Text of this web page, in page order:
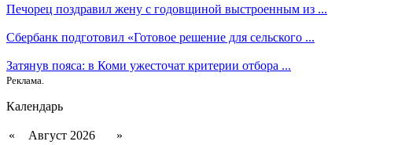
Печорец поздравил жену с годовщиной выстроенным из ...
Сбербанк подготовил «Готовое решение для сельского ...
Затянув пояса: в Коми ужесточат критерии отбора ...
Реклама.
Календарь
« Август 2026
»